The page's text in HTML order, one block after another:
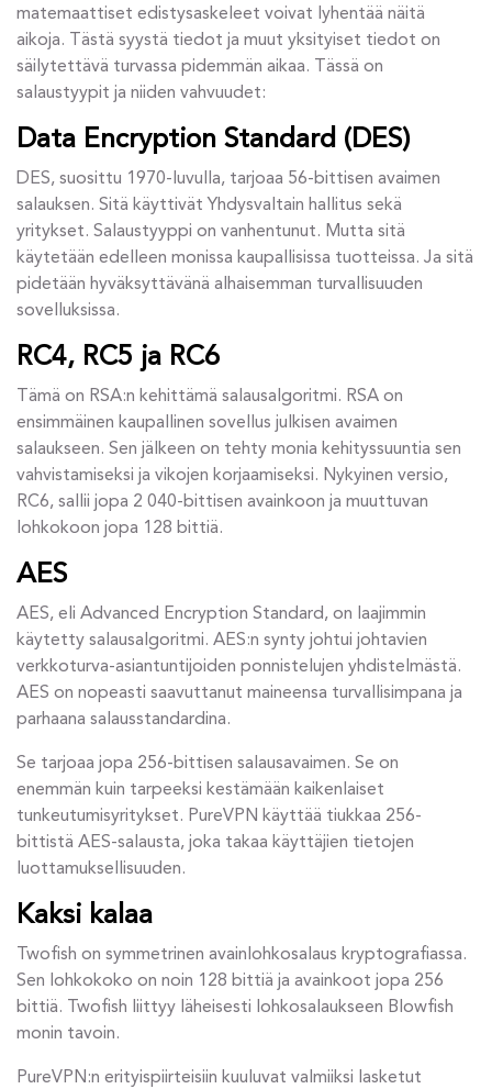
matemaattiset edistysaskeleet voivat lyhentää näitä
aikoja. Tästä syystä tiedot ja muut yksityiset tiedot on
säilytettävä turvassa pidemmän aikaa. Tässä on
salaustyypit ja niiden vahvuudet:
Data Encryption Standard (DES)
DES, suosittu 1970-luvulla, tarjoaa 56-bittisen avaimen
salauksen. Sitä käyttivät Yhdysvaltain hallitus sekä
yritykset. Salaustyyppi on vanhentunut. Mutta sitä
käytetään edelleen monissa kaupallisissa tuotteissa. Ja sitä
pidetään hyväksyttävänä alhaisemman turvallisuuden
sovelluksissa.
RC4, RC5 ja RC6
Tämä on RSA:n kehittämä salausalgoritmi. RSA on
ensimmäinen kaupallinen sovellus julkisen avaimen
salaukseen. Sen jälkeen on tehty monia kehityssuuntia sen
vahvistamiseksi ja vikojen korjaamiseksi. Nykyinen versio,
RC6, sallii jopa 2 040-bittisen avainkoon ja muuttuvan
lohkokoon jopa 128 bittiä.
AES
AES, eli Advanced Encryption Standard, on laajimmin
käytetty salausalgoritmi. AES:n synty johtui johtavien
verkkoturva-asiantuntijoiden ponnistelujen yhdistelmästä.
AES on nopeasti saavuttanut maineensa turvallisimpana ja
parhaana salausstandardina.
Se tarjoaa jopa 256-bittisen salausavaimen. Se on
enemmän kuin tarpeeksi kestämään kaikenlaiset
tunkeutumisyritykset. PureVPN käyttää tiukkaa 256-
bittistä AES-salausta, joka takaa käyttäjien tietojen
luottamuksellisuuden.
Kaksi kalaa
Twofish on symmetrinen avainlohkosalaus kryptografiassa.
Sen lohkokoko on noin 128 bittiä ja avainkoot jopa 256
bittiä. Twofish liittyy läheisesti lohkosalaukseen Blowfish
monin tavoin.
PureVPN:n erityispiirteisiin kuuluvat valmiiksi lasketut